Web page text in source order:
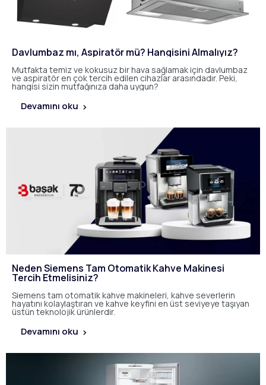
Davlumbaz mı, Aspiratör mü? Hangisini Almalıyız?
Mutfakta temiz ve kokusuz bir hava sağlamak için davlumbaz
ve aspiratör en çok tercih edilen cihazlar arasındadır. Peki,
hangisi sizin mutfağınıza daha uygun?
Devamını oku
Neden Siemens Tam Otomatik Kahve Makinesi
Tercih Etmelisiniz?
Siemens tam otomatik kahve makineleri, kahve severlerin
hayatını kolaylaştıran ve kahve keyfini en üst seviyeye taşıyan
üstün teknolojik ürünlerdir.
Devamını oku